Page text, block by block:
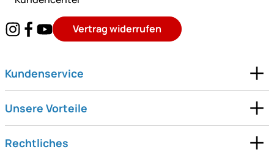
Vertrag widerrufen
Kundenservice
Unsere Vorteile
Rechtliches